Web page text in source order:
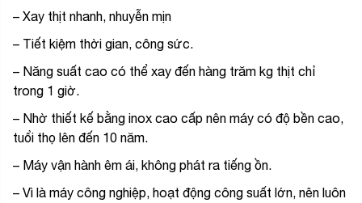
– Xay thịt nhanh, nhuyễn mịn
– Tiết kiệm thời gian, công sức.
– Năng suất cao có thể xay đến hàng trăm kg thịt chỉ
trong 1 giờ.
– Nhờ thiết kế bằng inox cao cấp nên máy có độ bền cao,
tuổi thọ lên đến 10 năm.
– Máy vận hành êm ái, không phát ra tiếng ồn.
– Vì là máy công nghiệp, hoạt động công suất lớn, nên luôn